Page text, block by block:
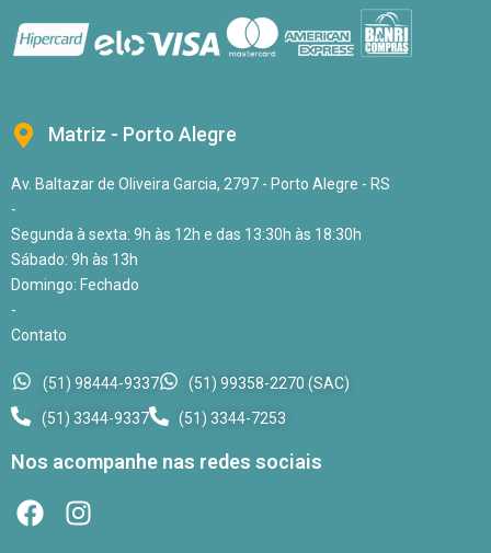
Matriz - Porto Alegre
Av. Baltazar de Oliveira Garcia, 2797 - Porto Alegre - RS
-
Segunda à sexta: 9h às 12h e das 13:30h às 18:30h
Sábado: 9h às 13h
Domingo: Fechado
-
Contato
(51) 98444-9337
(51) 99358-2270 (SAC)
(51) 3344-9337
(51) 3344-7253
Nos acompanhe nas redes sociais